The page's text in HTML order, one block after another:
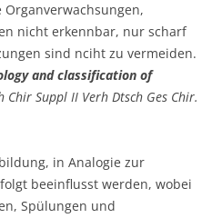
Organverwachsungen,
nicht erkennbar, nur scharf
sind nciht zu vermeiden.
and classification of
Chir Suppl II Verh Dtsch Ges Chir.
in Analogie zur
beeinflusst werden, wobei
Spülungen und